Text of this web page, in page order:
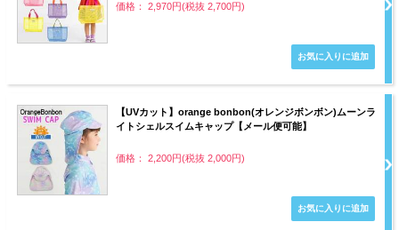
価格： 2,970円(税抜 2,700円)
【UVカット】orange bonbon(オレンジボンボン)ムーンラ
イトシェルスイムキャップ【メール便可能】
価格： 2,200円(税抜 2,000円)